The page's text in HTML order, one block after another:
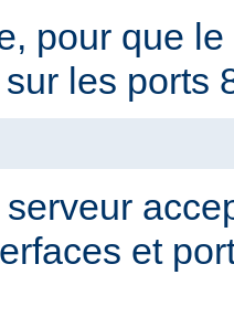
pour que
les ports
et